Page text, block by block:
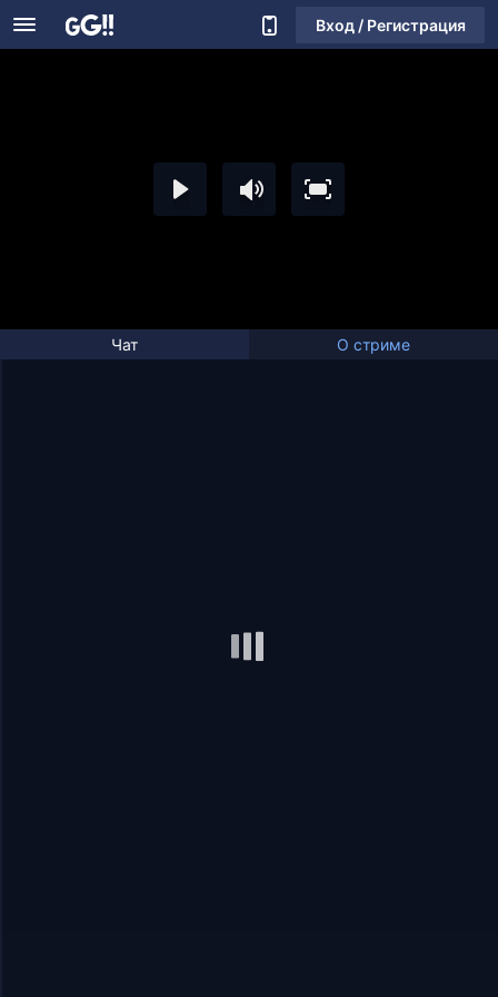
Вход / Регистрация
Чат О стриме